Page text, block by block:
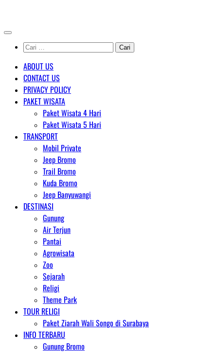
content
Cari
untuk:
ABOUT US
CONTACT US
PRIVACY POLICY
PAKET WISATA
Paket Wisata 4 Hari
Paket Wisata 5 Hari
TRANSPORT
Mobil Private
Jeep Bromo
Trail Bromo
Kuda Bromo
Jeep Banyuwangi
DESTINASI
Gunung
Air Terjun
Pantai
Agrowisata
Zoo
Sejarah
Religi
Theme Park
TOUR RELIGI
Paket Ziarah Wali Songo di Surabaya
INFO TERBARU
Gunung Bromo